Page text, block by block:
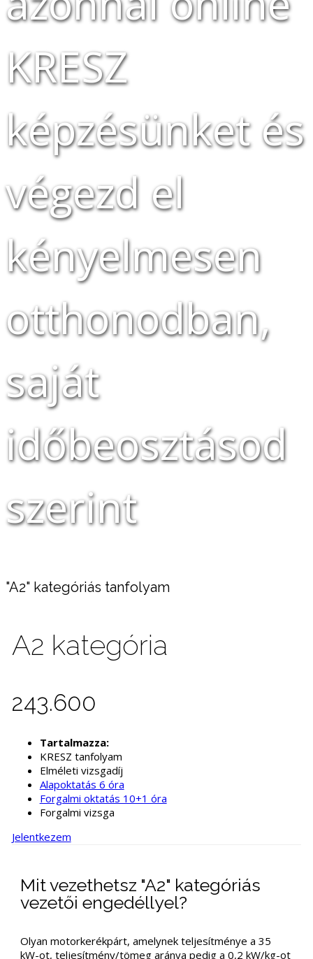
KRESZ
képzésünket és
végezd el
kényelmesen
otthonodban,
saját
időbeosztásod
szerint
"A2" kategóriás tanfolyam
A2 kategória
243.600
Tartalmazza:
KRESZ tanfolyam
Elméleti vizsgadíj
Alapoktatás 6 óra
Forgalmi oktatás 10+1 óra
Forgalmi vizsga
Jelentkezem
Mit vezethetsz "A2" kategóriás
vezetői engedéllyel?
Olyan motorkerékpárt, amelynek teljesítménye a 35
kW-ot, teljesítmény/tömeg aránya pedig a 0,2 kW/kg-ot